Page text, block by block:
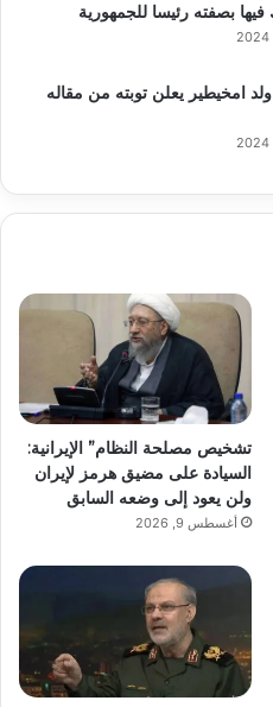
بصفته رئيسا للجمهورية
امخيطير يعلن توبته من مقاله
تشخيص مصلحة النظام” الإيرانية:
السيادة على مضيق هرمز لإيران
ولن يعود إلى وضعه السابق
أغسطس 9, 2026